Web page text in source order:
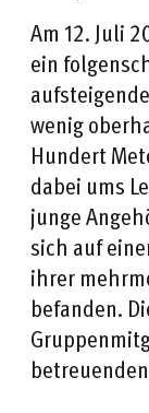
Am 12. Juli
ein
wenig
Hundert
dabei ums
junge
sich auf
ihrer
befanden.